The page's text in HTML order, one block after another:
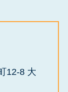
12-8 大